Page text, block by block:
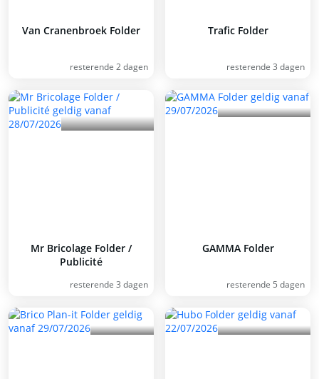
Van Cranenbroek Folder
resterende 2 dagen
Trafic Folder
resterende 3 dagen
Mr Bricolage Folder /
Publicité
resterende 3 dagen
GAMMA Folder
resterende 5 dagen